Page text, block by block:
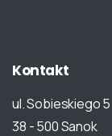
Kontakt
ul. Sobieskiego 5
38 - 500 Sanok